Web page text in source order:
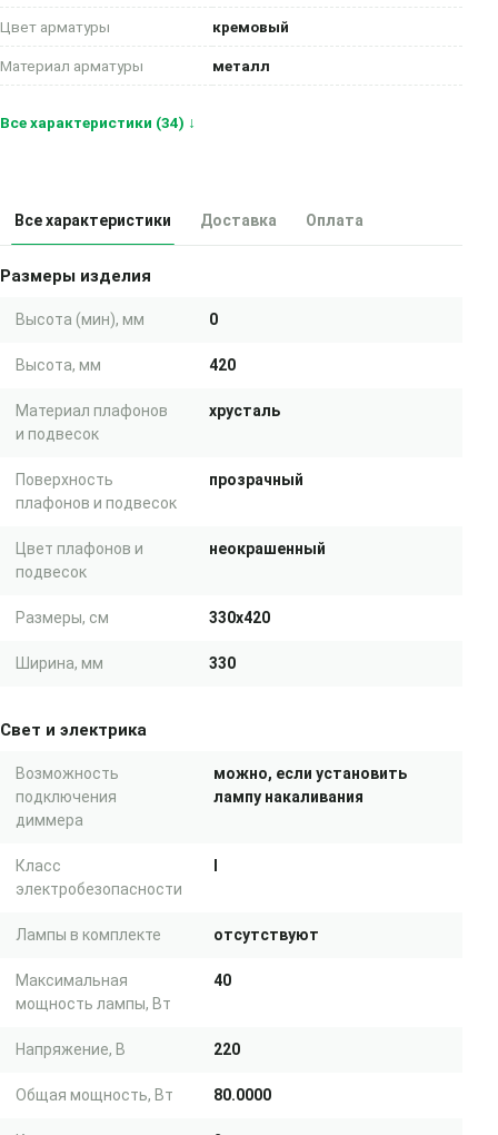
Цвет арматуры кремовый
Материал арматуры металл
Все характеристики (34) ↓
Все характеристики Доставка Оплата
Размеры изделия
Высота (мин), мм 0
Высота, мм 420
Материал плафонов
и подвесок
хрусталь
Поверхность
плафонов и подвесок
прозрачный
Цвет плафонов и
подвесок
неокрашенный
Размеры, см 330x420
Ширина, мм 330
Свет и электрика
Возможность
подключения
диммера
можно, если установить
лампу накаливания
Класс
электробезопасности
Лампы в комплекте отсутствуют
Максимальная
мощность лампы, Вт
40
Напряжение, В 220
Общая мощность, Вт 80.0000